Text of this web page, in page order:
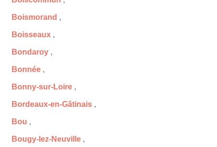
Boismorand ,
Boisseaux ,
Bondaroy ,
Bonnée ,
Bonny-sur-Loire ,
Bordeaux-en-Gâtinais ,
Bou ,
Bougy-lez-Neuville ,